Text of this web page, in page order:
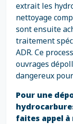
extrait les
nettoyage
sont ensuite
traitement
ADR. Ce
ouvrages
dangereux
Pour une
faites appel à